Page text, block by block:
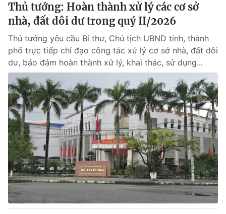
Góc doanh nghiệp
Truyền hình
Phim VTV
Hậu trường
Nhân vật
Khán giả
Giải sao mai
Giải trí
Điện ảnh
Âm nhạc
Sao
Đời sống
Du lịch
Làm đẹp
Chất lượng cuộc sống
Giáo dục
Tuyển sinh
Học trực tuyến
Công nghệ
Hitech Công nghệ tương lai
Sản phẩm
Thị trường
Tư vấn
Giao lưu trực tuyến
Lịch phát sóng
Thủ tướng: Hoàn thành xử lý các cơ sở
nhà, đất dôi dư trong quý II/2026
Thủ tướng yêu cầu Bí thư, Chủ tịch UBND tỉnh, thành
phố trực tiếp chỉ đạo công tác xử lý cơ sở nhà, đất dôi
dư, bảo đảm hoàn thành xử lý, khai thác, sử dụng...